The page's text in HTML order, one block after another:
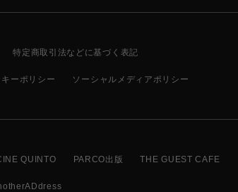
特定商取引法などに基づく表記
キーポリシー ソーシャルメディアポリシー
QUINTO PARCO出版 THE GUEST CAFE